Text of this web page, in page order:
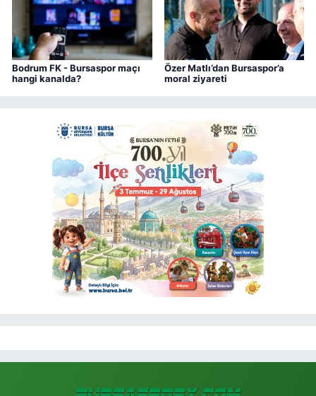
Bodrum FK - Bursaspor maçı
hangi kanalda?
Özer Matlı’dan Bursaspor’a
moral ziyareti